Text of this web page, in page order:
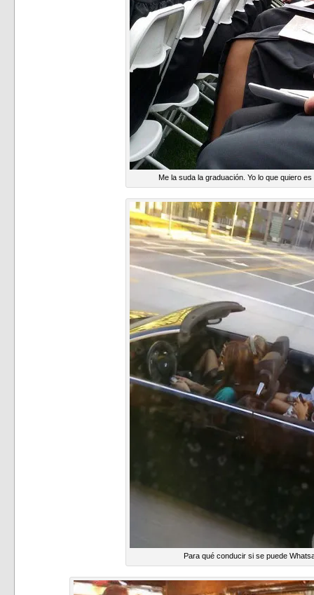
Me la suda la graduación. Yo lo que quiero
Para qué conducir si se puede